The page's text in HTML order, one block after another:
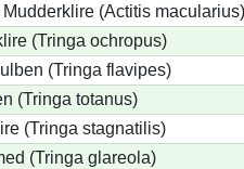
Mudderklire (Actitis macularius)
(Tringa ochropus)
(Tringa flavipes)
(Tringa totanus)
(Tringa stagnatilis)
(Tringa glareola)